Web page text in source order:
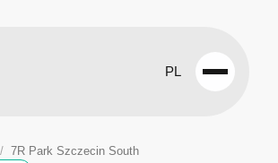
PL
Open
7R Park Szczecin South